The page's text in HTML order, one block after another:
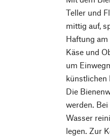
Teller und
mittig auf,
Haftung am
Käse und
um
künstlichen
Die
werden.
Wasser
legen. Zur